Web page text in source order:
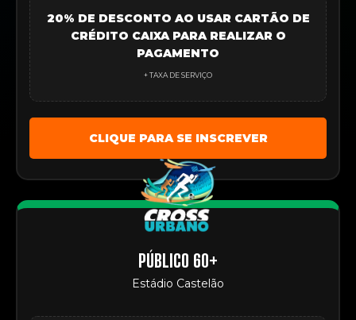
20% DE DESCONTO AO USAR CARTÃO DE
CRÉDITO CAIXA PARA REALIZAR O
PAGAMENTO
+ TAXA DE SERVIÇO
CLIQUE PARA SE INSCREVER
PÚBLICO 60+
Estádio Castelão